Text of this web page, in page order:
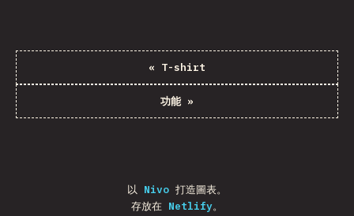
« T-shirt
功能 »
以 Nivo 打造圖表。
存放在 Netlify。